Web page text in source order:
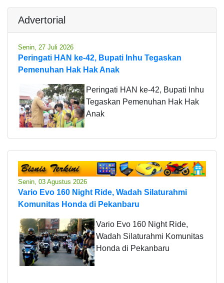
Advertorial
Senin, 27 Juli 2026
Peringati HAN ke-42, Bupati Inhu Tegaskan
Pemenuhan Hak Hak Anak
Peringati HAN ke-42, Bupati Inhu
Tegaskan Pemenuhan Hak Hak
Anak
Senin, 03 Agustus 2026
Vario Evo 160 Night Ride, Wadah Silaturahmi
Komunitas Honda di Pekanbaru
Vario Evo 160 Night Ride,
Wadah Silaturahmi Komunitas
Honda di Pekanbaru